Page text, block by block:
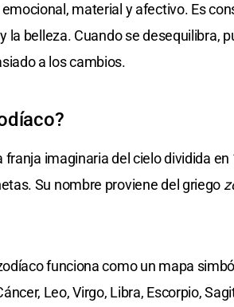
material y afectivo. Es
la belleza. Cuando se desequilibra,
a los cambios.
franja imaginaria del cielo dividida
Su nombre proviene del griego
funciona como un mapa
Leo, Virgo, Libra, Escorpio,